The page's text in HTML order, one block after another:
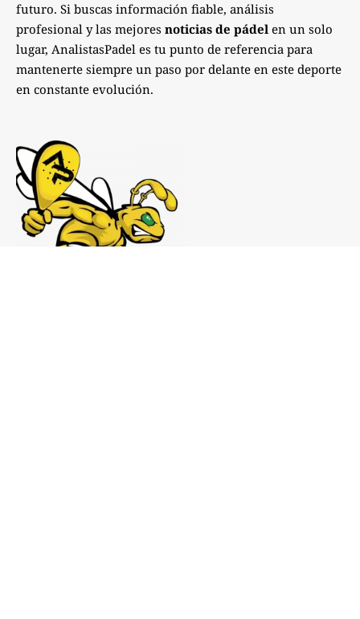
futuro. Si buscas información fiable, análisis
profesional y las mejores noticias de pádel en un solo
lugar, AnalistasPadel es tu punto de referencia para
mantenerte siempre un paso por delante en este deporte
en constante evolución.